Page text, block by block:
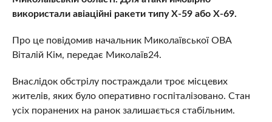
використали авіаційні ракети типу Х-59 або Х-69.
Про це повідомив начальник Миколаївської ОВА
Віталій Кім, передає Миколаїв24.
Внаслідок обстрілу постраждали троє місцевих
жителів, яких було оперативно госпіталізовано. Стан
усіх поранених на ранок залишається стабільним.